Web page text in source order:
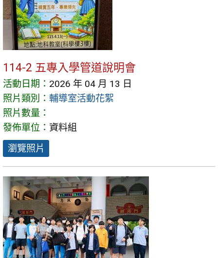
114-2 五專入學管道說明會
活動日期： 2026 年 04 月 13 日
照片類別： 輔導室活動花絮
照片數量：
發佈單位： 資料組
瀏覽照片